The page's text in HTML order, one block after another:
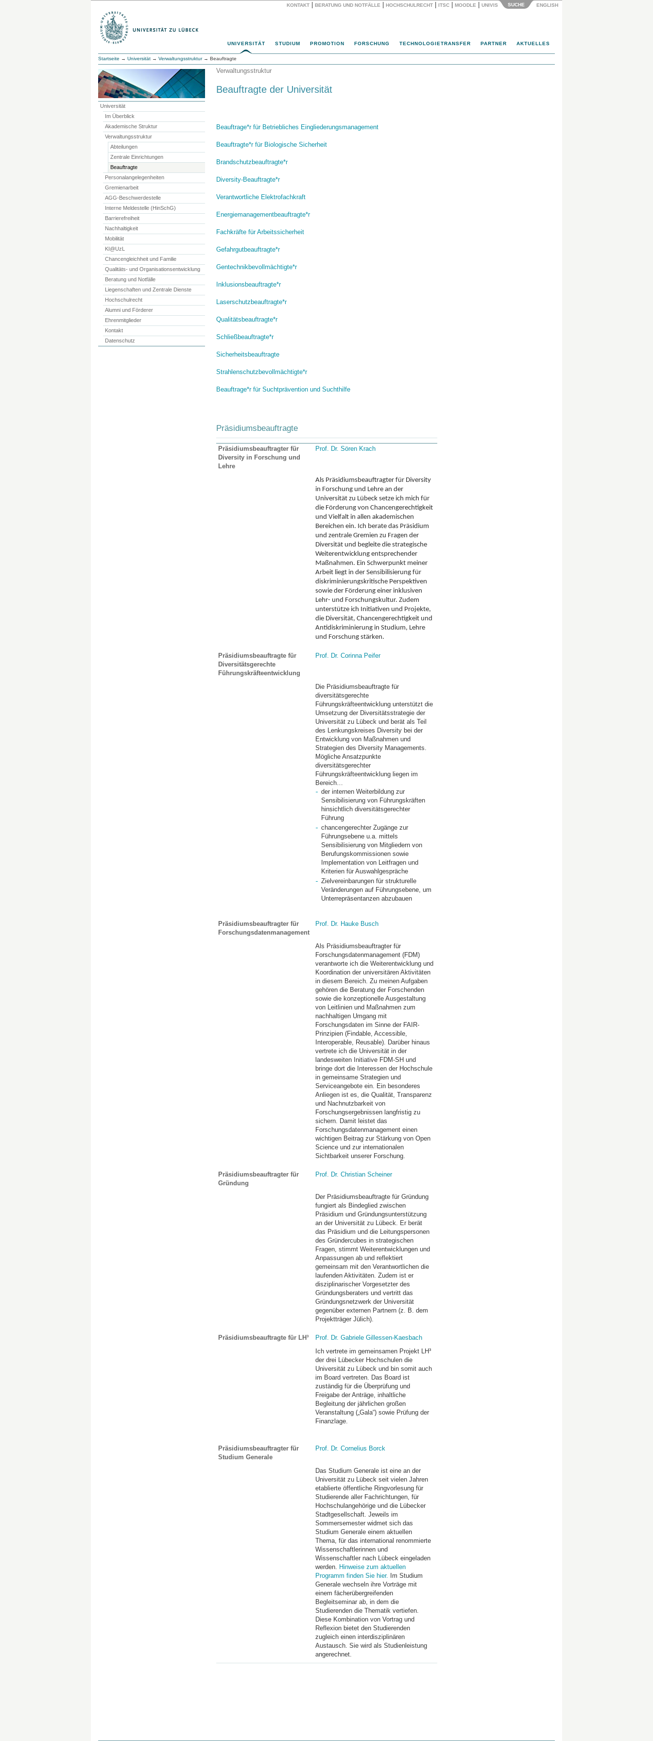
KONTAKT BERATUNG UND NOTFÄLLE HOCHSCHULRECHT ITSC MOODLE UNIVIS SUCHE ENGLISH
UNIVERSITÄT STUDIUM PROMOTION FORSCHUNG TECHNOLOGIETRANSFER PARTNER AKTUELLES
Startseite → Universität → Verwaltungsstruktur→ Beauftragte
Universität
Im Überblick
Akademische Struktur
Verwaltungsstruktur
Abteilungen
Zentrale Einrichtungen
Beauftragte
Personalangelegenheiten
Gremienarbeit
AGG-Beschwerdestelle
Interne Meldestelle (HinSchG)
Barrierefreiheit
Nachhaltigkeit
Mobilität
KI@UzL
Chancengleichheit und Familie
Qualitäts- und Organisationsentwicklung
Beratung und Notfälle
Liegenschaften und Zentrale Dienste
Hochschulrecht
Alumni und Förderer
Ehrenmitglieder
Kontakt
Datenschutz
Verwaltungsstruktur
Beauftragte der Universität
Beauftrage*r für Betriebliches Eingliederungsmanagement
Beauftragte*r für Biologische Sicherheit
Brandschutzbeauftragte*r
Diversity-Beauftragte*r
Verantwortliche Elektrofachkraft
Energiemanagementbeauftragte*r
Fachkräfte für Arbeitssicherheit
Gefahrgutbeauftragte*r
Gentechnikbevollmächtigte*r
Inklusionsbeauftragte*r
Laserschutzbeauftragte*r
Qualitätsbeauftragte*r
Schließbeauftragte*r
Sicherheitsbeauftragte
Strahlenschutzbevollmächtigte*r
Beauftrage*r für Suchtprävention und Suchthilfe
Präsidiumsbeauftragte
Präsidiumsbeauftragter für
Diversity in Forschung und
Lehre
Prof. Dr. Sören Krach
Als Präsidiumsbeauftragter für Diversity
in Forschung und Lehre an der
Universität zu Lübeck setze ich mich für
die Förderung von Chancengerechtigkeit
und Vielfalt in allen akademischen
Bereichen ein. Ich berate das Präsidium
und zentrale Gremien zu Fragen der
Diversität und begleite die strategische
Weiterentwicklung entsprechender
Maßnahmen. Ein Schwerpunkt meiner
Arbeit liegt in der Sensibilisierung für
diskriminierungskritische Perspektiven
sowie der Förderung einer inklusiven
Lehr- und Forschungskultur. Zudem
unterstütze ich Initiativen und Projekte,
die Diversität, Chancengerechtigkeit und
Antidiskriminierung in Studium, Lehre
und Forschung stärken.
Präsidiumsbeauftragte für
Diversitätsgerechte
Führungskräfteentwicklung
Prof. Dr. Corinna Peifer
Die Präsidiumsbeauftragte für
diversitätsgerechte
Führungskräfteentwicklung unterstützt die
Umsetzung der Diversitätsstrategie der
Universität zu Lübeck und berät als Teil
des Lenkungskreises Diversity bei der
Entwicklung von Maßnahmen und
Strategien des Diversity Managements.
Mögliche Ansatzpunkte
diversitätsgerechter
Führungskräfteentwicklung liegen im
Bereich…
der internen Weiterbildung zur
Sensibilisierung von Führungskräften
hinsichtlich diversitätsgerechter
Führung
chancengerechter Zugänge zur
Führungsebene u.a. mittels
Sensibilisierung von Mitgliedern von
Berufungskommissionen sowie
Implementation von Leitfragen und
Kriterien für Auswahlgespräche
Zielvereinbarungen für strukturelle
Veränderungen auf Führungsebene, um
Unterrepräsentanzen abzubauen
Präsidiumsbeauftragter für
Forschungsdatenmanagement
Prof. Dr. Hauke Busch
Als Präsidiumsbeauftragter für
Forschungsdatenmanagement (FDM)
verantworte ich die Weiterentwicklung und
Koordination der universitären Aktivitäten
in diesem Bereich. Zu meinen Aufgaben
gehören die Beratung der Forschenden
sowie die konzeptionelle Ausgestaltung
von Leitlinien und Maßnahmen zum
nachhaltigen Umgang mit
Forschungsdaten im Sinne der FAIR-
Prinzipien (Findable, Accessible,
Interoperable, Reusable). Darüber hinaus
vertrete ich die Universität in der
landesweiten Initiative FDM-SH und
bringe dort die Interessen der Hochschule
in gemeinsame Strategien und
Serviceangebote ein. Ein besonderes
Anliegen ist es, die Qualität, Transparenz
und Nachnutzbarkeit von
Forschungsergebnissen langfristig zu
sichern. Damit leistet das
Forschungsdatenmanagement einen
wichtigen Beitrag zur Stärkung von Open
Science und zur internationalen
Sichtbarkeit unserer Forschung.
Präsidiumsbeauftragter für
Gründung
Prof. Dr. Christian Scheiner
Der Präsidiumsbeauftragte für Gründung
fungiert als Bindeglied zwischen
Präsidium und Gründungsunterstützung
an der Universität zu Lübeck. Er berät
das Präsidium und die Leitungspersonen
des Gründercubes in strategischen
Fragen, stimmt Weiterentwicklungen und
Anpassungen ab und reflektiert
gemeinsam mit den Verantwortlichen die
laufenden Aktivitäten. Zudem ist er
disziplinarischer Vorgesetzter des
Gründungsberaters und vertritt das
Gründungsnetzwerk der Universität
gegenüber externen Partnern (z. B. dem
Projektträger Jülich).
Präsidiumsbeauftragte für LH³
Prof. Dr. Gabriele Gillessen-Kaesbach
Ich vertrete im gemeinsamen Projekt LH³
der drei Lübecker Hochschulen die
Universität zu Lübeck und bin somit auch
im Board vertreten. Das Board ist
zuständig für die Überprüfung und
Freigabe der Anträge, inhaltliche
Begleitung der jährlichen großen
Veranstaltung („Gala“) sowie Prüfung der
Finanzlage.
Präsidiumsbeauftragter für
Studium Generale
Prof. Dr. Cornelius Borck
Das Studium Generale ist eine an der
Universität zu Lübeck seit vielen Jahren
etablierte öffentliche Ringvorlesung für
Studierende aller Fachrichtungen, für
Hochschulangehörige und die Lübecker
Stadtgesellschaft. Jeweils im
Sommersemester widmet sich das
Studium Generale einem aktuellen
Thema, für das international renommierte
Wissenschaftlerinnen und
Wissenschaftler nach Lübeck eingeladen
werden. Hinweise zum aktuellen
Programm finden Sie hier. Im Studium
Generale wechseln ihre Vorträge mit
einem fächerübergreifenden
Begleitseminar ab, in dem die
Studierenden die Thematik vertiefen.
Diese Kombination von Vortrag und
Reflexion bietet den Studierenden
zugleich einen interdisziplinären
Austausch. Sie wird als Studienleistung
angerechnet.